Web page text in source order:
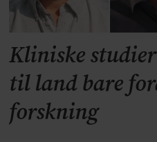
Kliniske
til land bare
forskning